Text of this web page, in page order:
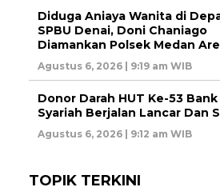
Diduga Aniaya Wanita di
SPBU Denai, Doni Chaniago
Diamankan Polsek Medan
Agustus 6, 2026 | 9:19 am WIB
Donor Darah HUT Ke-53
Syariah Berjalan Lancar Dan
Agustus 6, 2026 | 9:12 am WIB
TOPIK TERKINI